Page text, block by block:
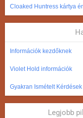
Cloaked Huntress kártya
Információk kezdőknek
Violet Hold információk
Gyakran Ismételt Kérdések
Legjobb